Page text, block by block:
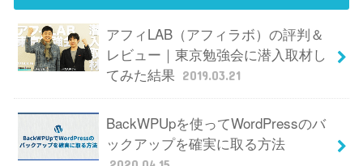
アフィLAB（アフィラボ）の評判＆
レビュー｜東京勉強会に潜入取材し
てみた結果
2019.03.21
BackWPUpを使ってWordPressのバ
ックアップを確実に取る方法